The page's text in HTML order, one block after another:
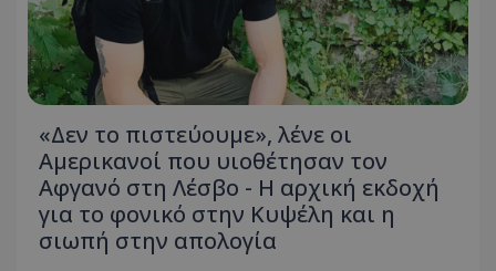
«Δεν το πιστεύουμε», λένε οι
Αμερικανοί που υιοθέτησαν τον
Αφγανό στη Λέσβο - Η αρχική εκδοχή
για το φονικό στην Κυψέλη και η
σιωπή στην απολογία